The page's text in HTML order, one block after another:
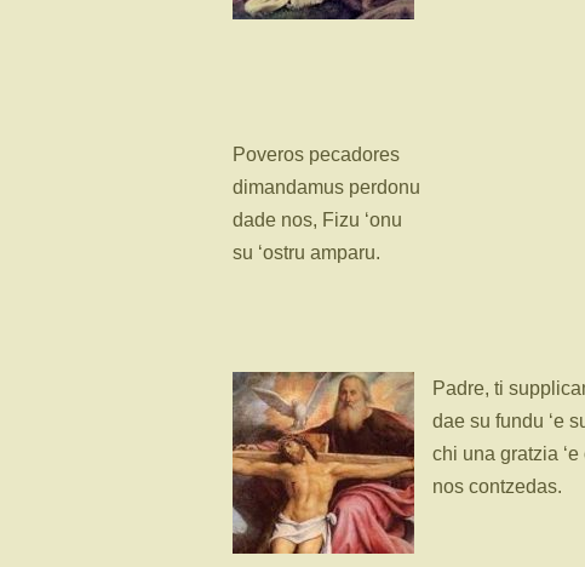
Poveros pecadores
dimandamus perdonu
dade nos, Fizu ‘onu
su ‘ostru amparu.
Padre, ti
dae su fundu ‘e
chi una gratzia ‘e
nos contzedas.